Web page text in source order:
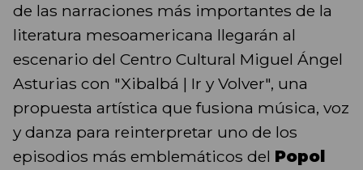
de las narraciones más importantes de la
literatura mesoamericana llegarán al
escenario del Centro Cultural Miguel Ángel
Asturias con "Xibalbá | Ir y Volver", una
propuesta artística que fusiona música, voz
y danza para reinterpretar uno de los
episodios más emblemáticos del Popol